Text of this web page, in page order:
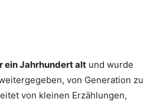
ein Jahrhundert alt und wurde
von Generation zu
von kleinen Erzählungen,